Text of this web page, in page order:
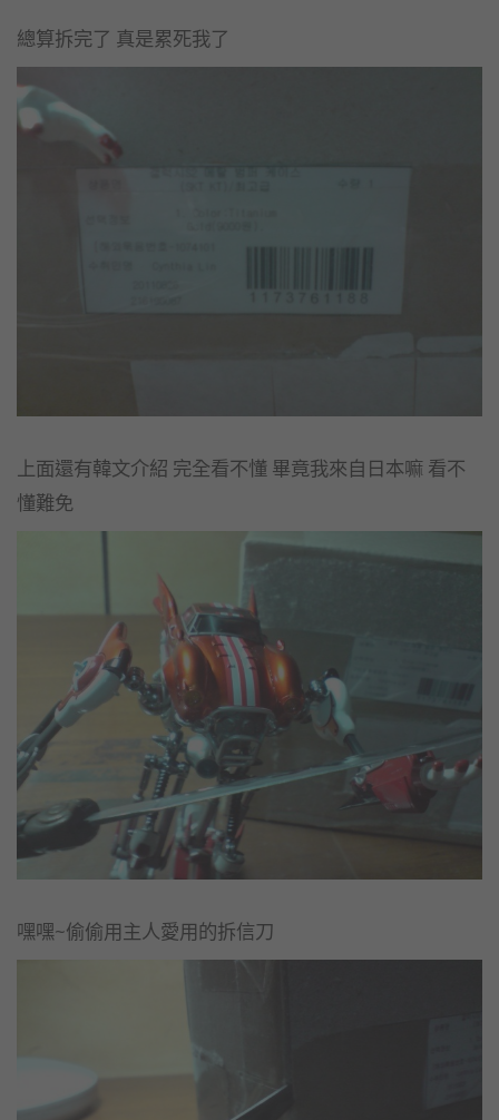
總算拆完了 真是累死我了
上面還有韓文介紹 完全看不懂 畢竟我來自日本嘛 看不
懂難免
嘿嘿~偷偷用主人愛用的拆信刀